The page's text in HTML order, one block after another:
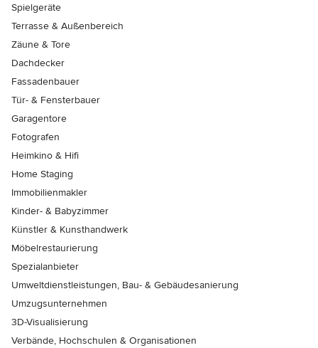
Spielgeräte
Terrasse & Außenbereich
Zäune & Tore
Dachdecker
Fassadenbauer
Tür- & Fensterbauer
Garagentore
Fotografen
Heimkino & Hifi
Home Staging
Immobilienmakler
Kinder- & Babyzimmer
Künstler & Kunsthandwerk
Möbelrestaurierung
Spezialanbieter
Umweltdienstleistungen, Bau- & Gebäudesanierung
Umzugsunternehmen
3D-Visualisierung
Verbände, Hochschulen & Organisationen